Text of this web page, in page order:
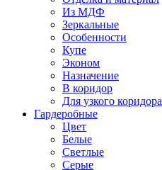
Из МДФ
Зеркальные
Особенности
Купе
Эконом
Назначение
В коридор
Для узкого коридора
Гардеробные
Цвет
Белые
Светлые
Серые